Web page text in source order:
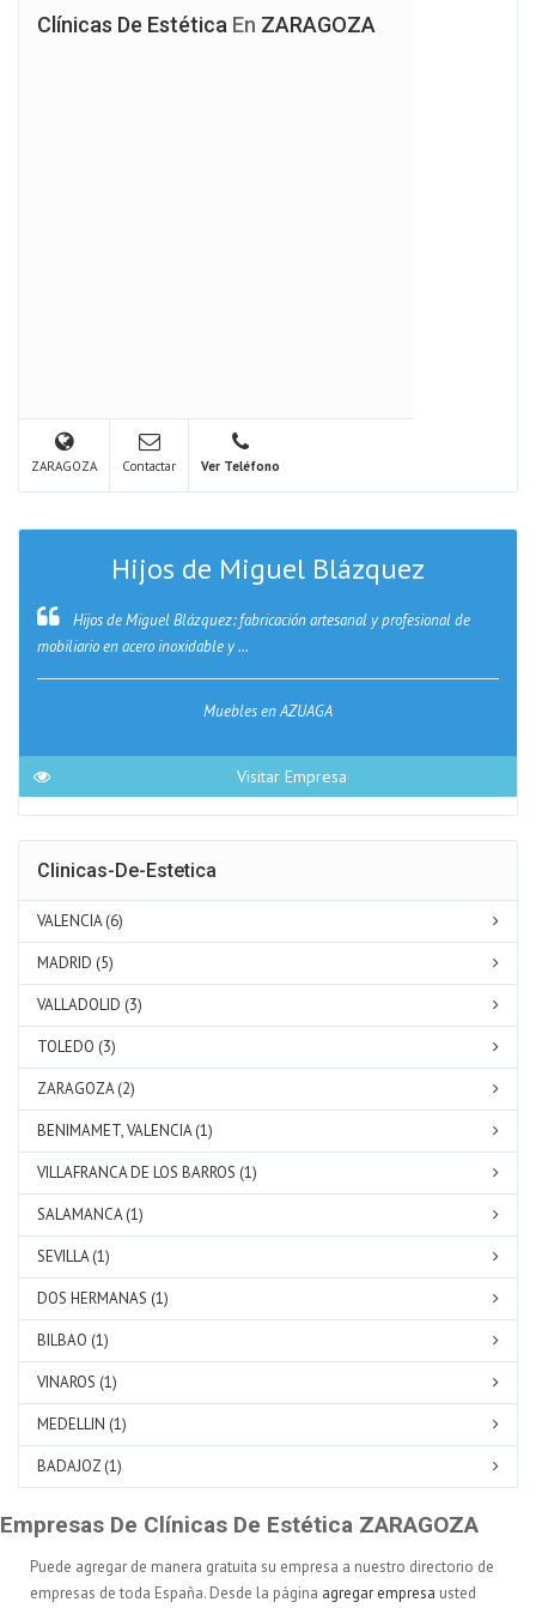
Clínicas De Estética En ZARAGOZA
ZARAGOZA Contactar Ver Teléfono
Hijos de Miguel Blázquez
Hijos de Miguel Blázquez: fabricación artesanal y profesional de
mobiliario en acero inoxidable y ...
Muebles en AZUAGA
Visitar Empresa
Clinicas-De-Estetica
VALENCIA (6)
MADRID (5)
VALLADOLID (3)
TOLEDO (3)
ZARAGOZA (2)
BENIMAMET, VALENCIA (1)
VILLAFRANCA DE LOS BARROS (1)
SALAMANCA (1)
SEVILLA (1)
DOS HERMANAS (1)
BILBAO (1)
VINAROS (1)
MEDELLIN (1)
BADAJOZ (1)
Empresas De Clínicas De Estética ZARAGOZA
Puede agregar de manera gratuita su empresa a nuestro directorio de
empresas de toda España. Desde la página agregar empresa usted